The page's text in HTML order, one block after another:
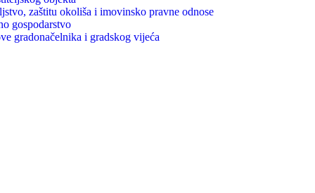
zaštitu okoliša i imovinsko pravne odnose
gospodarstvo
gradonačelnika i gradskog vijeća